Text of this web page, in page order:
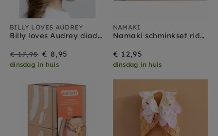
BILLY LOVES AUDREY
Billy loves Audrey diadeem Penelope macaron 3 jr+
Sale
€ 8,95
Prijs
€ 17,95
dinsdag in huis
NAMAKI
Namaki schminkset ridder en superheld 3 kleuren 3 jr+
€ 12,95
dinsdag in huis